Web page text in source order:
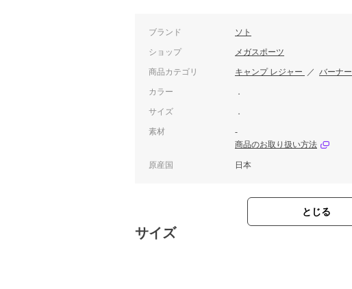
ブランド ソト
ショップ メガスポーツ
商品カテゴリ キャンプ レジャー ／ バーナー
カラー ．
サイズ ．
素材
-
商品のお取り扱い方法
原産国 日本
とじる
サイズ